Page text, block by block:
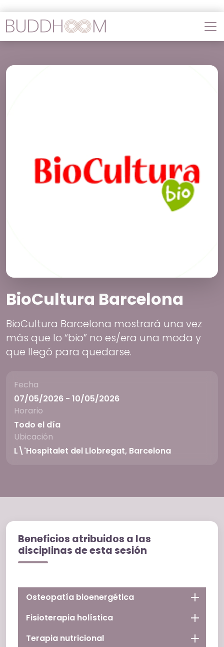
BioCultura Barcelona
BioCultura Barcelona mostrará una vez
más que lo “bio” no es/era una moda y
que llegó para quedarse.
Fecha
07/05/2026 - 10/05/2026
Horario
Todo el día
Ubicación
L\'Hospitalet del Llobregat, Barcelona
Beneficios atribuidos a las
disciplinas de esta sesión
Osteopatía bioenergética
Fisioterapia holística
Terapia nutricional